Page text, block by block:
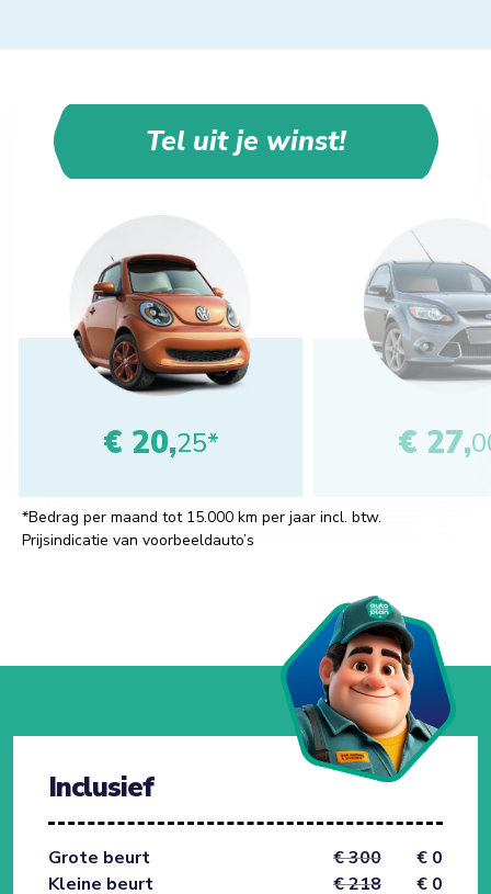
Tel uit je winst!
€ 20,25* € 27,
*Bedrag per maand tot 15.000 km per jaar incl. btw.
Prijsindicatie van voorbeeldauto’s
Inclusief
Grote beurt € 300
€ 0
Kleine beurt
€ 218 € 0